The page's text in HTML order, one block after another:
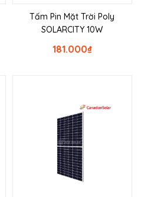
Tấm Pin Mặt Trời Poly
SOLARCITY 10W
₫
181.000